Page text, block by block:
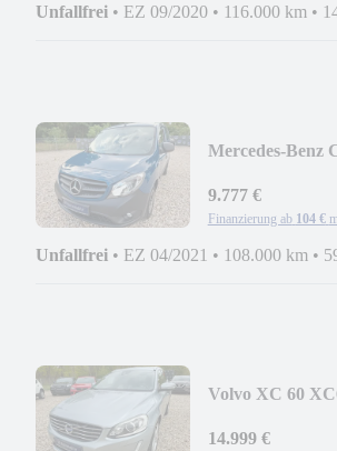
Unfallfrei • EZ 09/2020 • 116.000 km •
Mercedes-Benz
9.777 €
Finanzierung ab 104 €
Unfallfrei • EZ 04/2021 • 108.000 km •
Volvo XC 60
14.999 €